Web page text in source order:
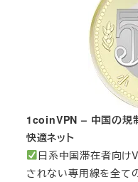
1coinVPN – 中国の規
快適ネット
日系中国滞在者向け
されない専用線を全て